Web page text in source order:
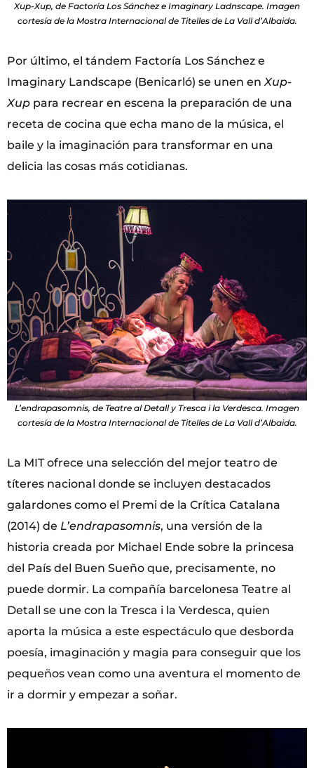
Xup-Xup, de Factoría Los Sánchez e Imaginary Ladnscape. Imagen
cortesía de la Mostra Internacional de Titelles de La Vall d’Albaida.
Por último, el tándem Factoría Los Sánchez e
Imaginary Landscape (Benicarló) se unen en Xup-
Xup para recrear en escena la preparación de una
receta de cocina que echa mano de la música, el
baile y la imaginación para transformar en una
delicia las cosas más cotidianas.
L’endrapasomnis, de Teatre al Detall y Tresca i la Verdesca. Imagen
cortesía de la Mostra Internacional de Titelles de La Vall d’Albaida.
La MIT ofrece una selección del mejor teatro de
títeres nacional donde se incluyen destacados
galardones como el Premi de la Crítica Catalana
(2014) de L’endrapasomnis, una versión de la
historia creada por Michael Ende sobre la princesa
del País del Buen Sueño que, precisamente, no
puede dormir. La compañía barcelonesa Teatre al
Detall se une con la Tresca i la Verdesca, quien
aporta la música a este espectáculo que desborda
poesía, imaginación y magia para conseguir que los
pequeños vean como una aventura el momento de
ir a dormir y empezar a soñar.